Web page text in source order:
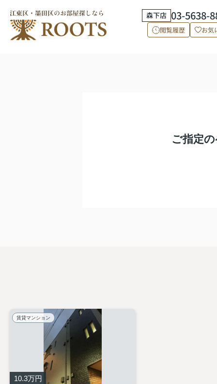
森下店 03-5638-
閲覧履歴 お気
ご指定
賃貸マンション
10.3万円